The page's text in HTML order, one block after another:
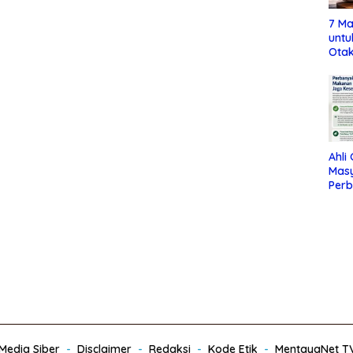
7
Ahli
Siber Disclaimer Redaksi Kode Etik MentayaNet